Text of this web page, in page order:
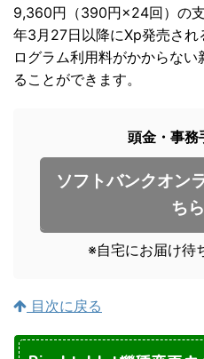
9,360円（390円×24回）の
年3月27日以降にXp発売さ
ログラム利用料がかからな
ることができます。
頭金・事務
ソフトバンクオン
ちら
※自宅にお届け待
目次に戻る